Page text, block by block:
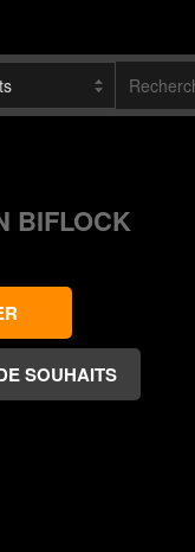
BIFLOCK